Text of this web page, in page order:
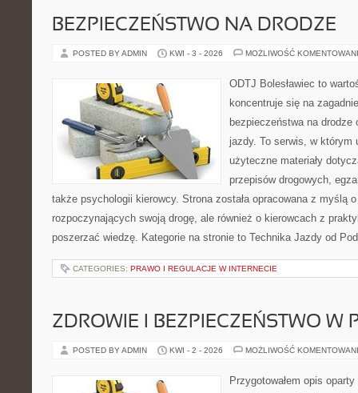
BEZPIECZEŃSTWO NA DRODZE
POSTED BY ADMIN KWI - 3 - 2026 MOŻLIWOŚĆ
ODTJ Bolesławiec to
koncentruje się na
bezpieczeństwa na drodze
jazdy. To serwis, w którym
użyteczne materiały
przepisów drogowych,
także psychologii kierowcy. Strona została opracowana z myślą
rozpoczynających swoją drogę, ale również o kierowcach z
poszerzać wiedzę. Kategorie na stronie to Technika Jazdy od
CATEGORIES: PRAWO I REGULACJE W INTERNECIE
ZDROWIE I BEZPIECZEŃSTWO W
POSTED BY ADMIN KWI - 2 - 2026 MOŻLIWOŚĆ
Przygotowałem opis